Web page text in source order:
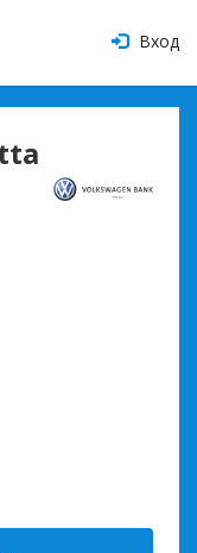
Вход